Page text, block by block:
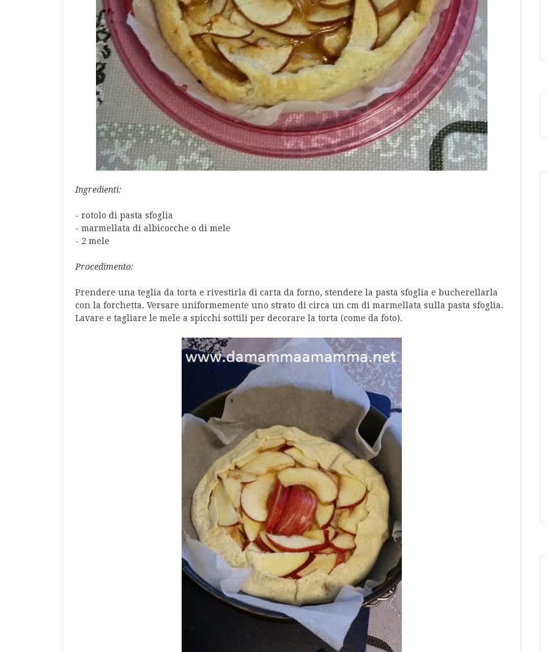
Ingredienti:
- rotolo di pasta sfoglia
- marmellata di albicocche o di mele
- 2 mele
Procedimento:
Prendere una teglia da torta e rivestirla di carta da forno, stendere la pasta sfoglia e bucherellarla
con la forchetta. Versare uniformemente uno strato di circa un cm di marmellata sulla pasta sfoglia.
Lavare e tagliare le mele a spicchi sottili per decorare la torta (come da foto).